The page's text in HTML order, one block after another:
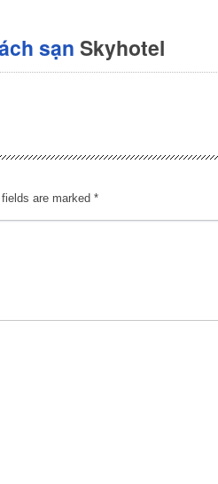
sạn Skyhotel
fields are marked *